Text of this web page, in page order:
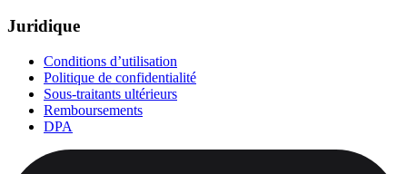
Juridique
Conditions d’utilisation
Politique de confidentialité
Sous-traitants ultérieurs
Remboursements
DPA